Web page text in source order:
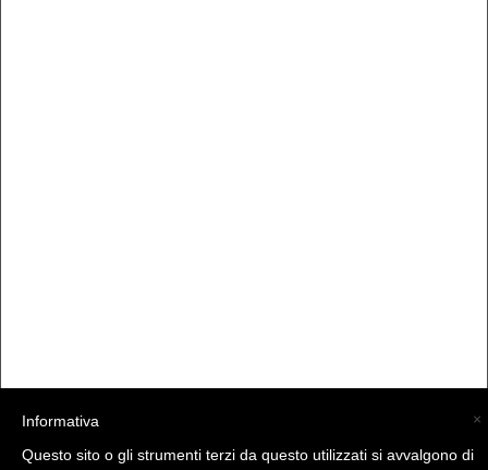
×
Informativa
Questo sito o gli strumenti terzi da questo utilizzati si avvalgono di